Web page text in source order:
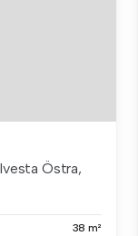
Östra,
38 m²